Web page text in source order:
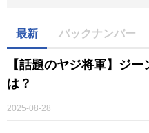
最新 バックナンバー
【話題のヤジ将軍】ジ
は？
2025-08-28